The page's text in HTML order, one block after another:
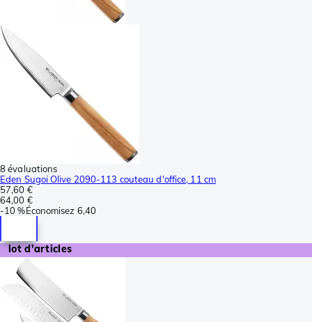
8 évaluations
Eden Sugoi Olive 2090-113 couteau d'office, 11 cm
57,60 €
64,00 €
-10 %Économisez 6,40
lot d'articles